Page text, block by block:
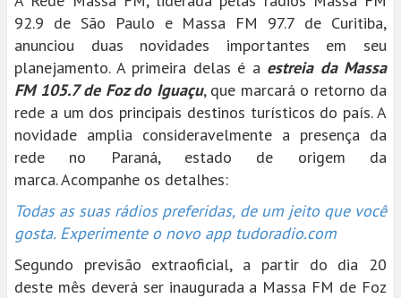
92.9 de São Paulo e Massa FM 97.7 de Curitiba,
anunciou duas novidades importantes em seu
planejamento. A primeira delas é a estreia da Massa
FM 105.7 de Foz do Iguaçu, que marcará o retorno da
rede a um dos principais destinos turísticos do país. A
novidade amplia consideravelmente a presença da
rede no Paraná, estado de origem da
marca. Acompanhe os detalhes:
Todas as suas rádios preferidas, de um jeito que você
gosta. Experimente o novo app tudoradio.com
Segundo previsão extraoficial, a partir do dia 20
deste mês deverá ser inaugurada a Massa FM de Foz